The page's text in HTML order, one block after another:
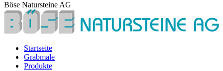
Böse Natursteine AG
Startseite
Grabmale
Produkte